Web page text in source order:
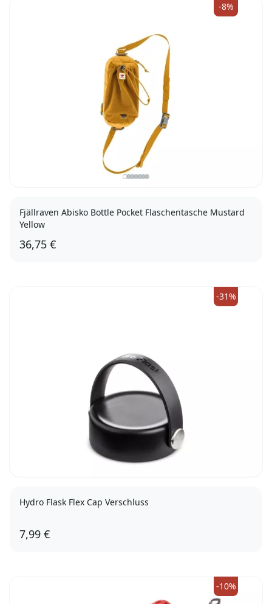
-8%
Fjällraven Abisko Bottle Pocket Flaschentasche Mustard
Yellow
36,75 €
-31%
Hydro Flask Flex Cap Verschluss
7,99 €
-10%